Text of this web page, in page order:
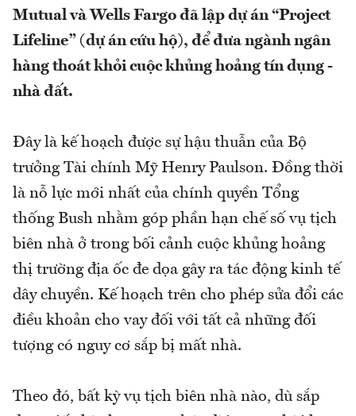
Mutual và Wells Fargo đã lập dự án “Project
Lifeline” (dự án cứu hộ), để đưa ngành ngân
hàng thoát khỏi cuộc khủng hoảng tín dụng -
nhà đất.
Đây là kế hoạch được sự hậu thuẫn của Bộ
trưởng Tài chính Mỹ Henry Paulson. Đồng thời
là nỗ lực mới nhất của chính quyền Tổng
thống Bush nhằm góp phần hạn chế số vụ tịch
biên nhà ở trong bối cảnh cuộc khủng hoảng
thị trường địa ốc đe dọa gây ra tác động kinh tế
dây chuyền. Kế hoạch trên cho phép sửa đổi các
điều khoản cho vay đối với tất cả những đối
tượng có nguy cơ sắp bị mất nhà.
Theo đó, bất kỳ vụ tịch biên nhà nào, dù sắp